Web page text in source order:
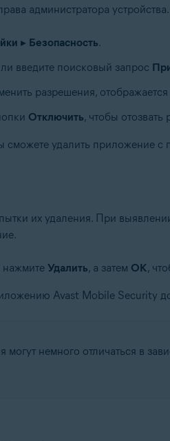
администратора устройства.
▸ Безопасность.
введите поисковый запрос
разрешения, отображается
Отключить, чтобы отозвать
сможете удалить приложение
их удаления. При
нажмите Удалить, а затем OК,
Avast Mobile Security
могут немного отличаться в